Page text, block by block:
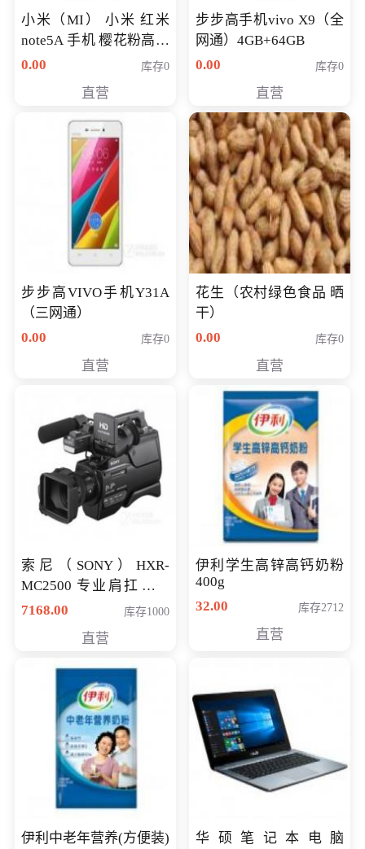
小米（MI） 小米 红米
note5A 手机 樱花粉高配
版 全网通(3G+32G)
0.00 库存0
直营
步步高手机vivo X9（全
网通）4GB+64GB
0.00
库存0
直营
步步高VIVO手机Y31A
（三网通）
0.00
库存0
直营
花生（农村绿色食品 晒
干）
0.00
库存0
直营
索尼（SONY）HXR-
MC2500 专业肩扛式存
储卡全高清摄录一体机
清入门级摄像机
7168.00 库存1000
直营
伊利学生高锌高钙奶粉
400g
32.00
库存2712
直营
伊利中老年营养(方便装)
华硕笔记本电脑